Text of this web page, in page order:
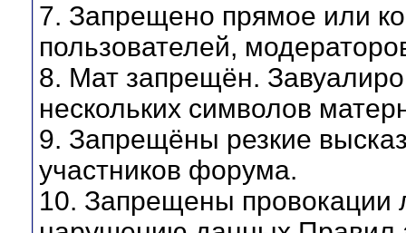
7. Запрещено прямое или
пользователей,
8. Мат запрещён.
нескольких символов
9. Запрещёны резкие
участников форума.
10. Запрещены провокации